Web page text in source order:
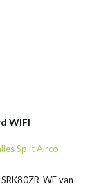
WIFI
Split Airco
WF van